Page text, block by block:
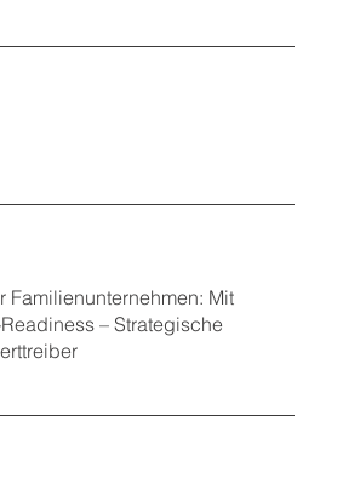
Familienunternehmen: Mit
– Strategische